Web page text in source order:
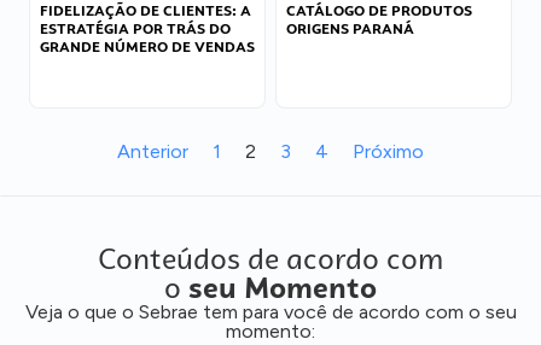
FIDELIZAÇÃO DE CLIENTES: A
ESTRATÉGIA POR TRÁS DO
GRANDE NÚMERO DE VENDAS
CATÁLOGO DE PRODUTOS
ORIGENS PARANÁ
Anterior 1 2 3 4 Próximo
Conteúdos de acordo com
o seu Momento
Veja o que o Sebrae tem para você de acordo com o seu
momento: